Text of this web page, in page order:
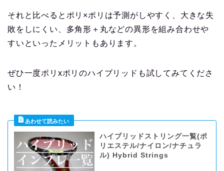
それと比べるとポリ×ポリは予測がしやすく、大きな失
敗をしにくい、多角形＋丸などの異形を組み合わせや
すいといったメリットもあります。
ぜひ一度ポリxポリのハイブリッドも試してみてくださ
い！
ハイブリッドストリング一覧(ポ
リエステル/ナイロン/ナチュラ
ル) Hybrid Strings